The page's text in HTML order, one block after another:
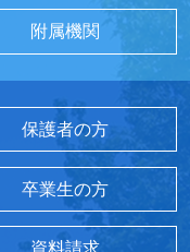
附属機関
保護者の方
卒業生の方